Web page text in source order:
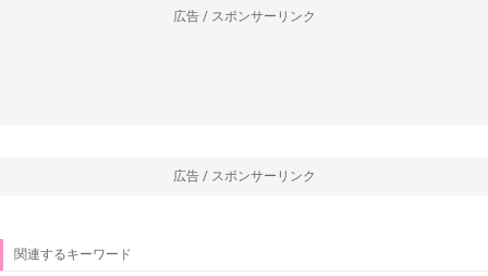
広告 / スポンサーリンク
広告 / スポンサーリンク
関連するキーワード